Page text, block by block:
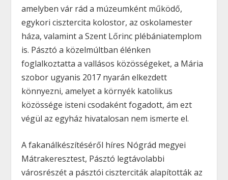
amelyben vár rád a múzeumként működő,
egykori cisztercita kolostor, az oskolamester
háza, valamint a Szent Lőrinc plébániatemplom
is. Pásztó a közelmúltban élénken
foglalkoztatta a vallásos közösségeket,a Mária
szobor ugyanis 2017 nyarán elkezdett
könnyezni,amelyet a környék katolikus
közössége isteni csodaként fogadott, ám ezt
végül az egyház hivatalosan nem ismerte el.
A fakanálkészítéséről híres Nógrád megyei
Mátrakeresztest, Pásztó legtávolabbi
városrészét a pásztói ciszterciták alapították az